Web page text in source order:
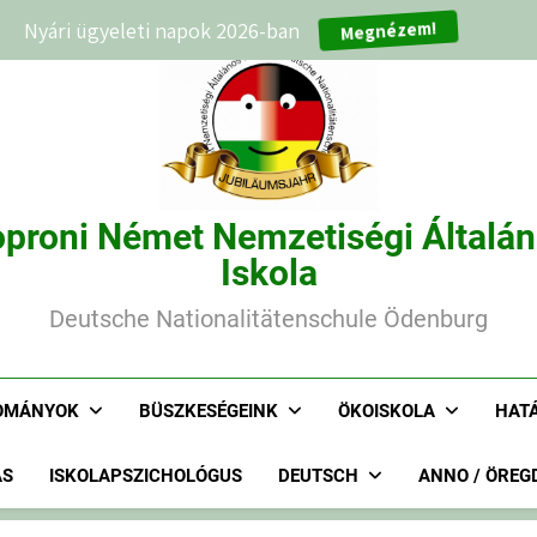
Német Nemzetiségi
Iskola
Deutsche Nationalitätenschule Ödenburg
BÜSZKESÉGEINK ÖKOISKOLA
ISKOLAPSZICHOLÓGUS DEUTSCH ANNO /
Nyári ügyeleti napok 2026-ban Megnézem!